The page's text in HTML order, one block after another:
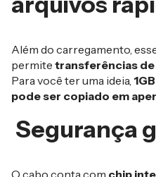
Além do carregamento,
permite transferências
Para você ter uma ideia,
pode ser copiado em
Segurança
O cabo conta com chip